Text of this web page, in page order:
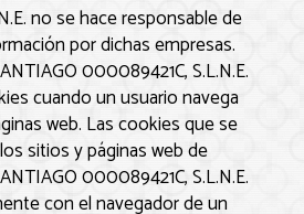
no se hace responsable de
por dichas empresas.
000089421C, S.L.N.E.
cuando un usuario navega
web. Las cookies que se
sitios y páginas web de
000089421C, S.L.N.E.
con el navegador de un